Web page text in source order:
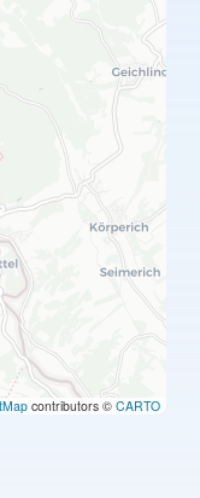
contributors © CARTO